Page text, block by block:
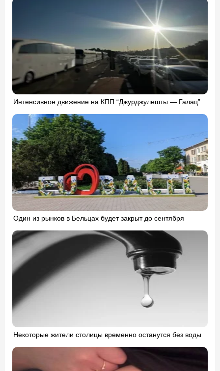
Интенсивное движение на КПП “Джурджулешты — Галац”
Один из рынков в Бельцах будет закрыт до сентября
Некоторые жители столицы временно останутся без воды